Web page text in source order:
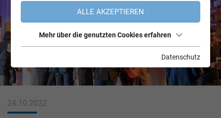
24.10.2022
ALLE AKZEPTIEREN
Mehr über die genutzten Cookies erfahren
Datenschutz